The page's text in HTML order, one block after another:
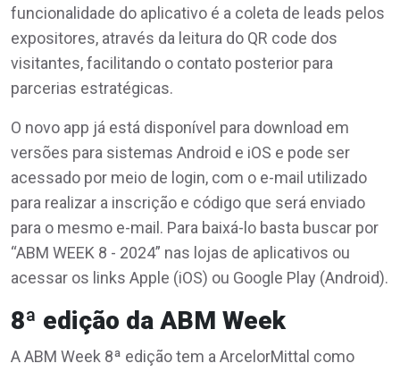
funcionalidade do aplicativo é a coleta de leads pelos
expositores, através da leitura do QR code dos
visitantes, facilitando o contato posterior para
parcerias estratégicas.
O novo app já está disponível para download em
versões para sistemas Android e iOS e pode ser
acessado por meio de login, com o e-mail utilizado
para realizar a inscrição e código que será enviado
para o mesmo e-mail. Para baixá-lo basta buscar por
“ABM WEEK 8 - 2024” nas lojas de aplicativos ou
acessar os links Apple (iOS) ou Google Play (Android).
8ª edição da ABM Week
A ABM Week 8ª edição tem a ArcelorMittal como